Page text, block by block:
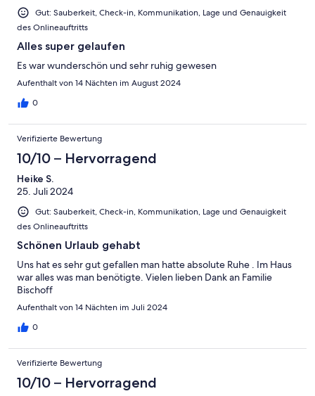
Gut: Sauberkeit, Check-in, Kommunikation, Lage und Genauigkeit
des Onlineauftritts
Alles super gelaufen
Es war wunderschön und sehr ruhig gewesen
Aufenthalt von 14 Nächten im August 2024
0
Verifizierte Bewertung
10/10 – Hervorragend
Heike S.
25. Juli 2024
Gut: Sauberkeit, Check-in, Kommunikation, Lage und Genauigkeit
des Onlineauftritts
Schönen Urlaub gehabt
Uns hat es sehr gut gefallen man hatte absolute Ruhe . Im Haus
war alles was man benötigte. Vielen lieben Dank an Familie
Bischoff
Aufenthalt von 14 Nächten im Juli 2024
0
Verifizierte Bewertung
10/10 – Hervorragend